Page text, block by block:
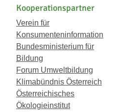
Kooperationspartner
Verein für
Konsumenteninformation
Bundesministerium für
Bildung
Forum Umweltbildung
Klimabündnis Österreich
Österreichisches
Ökologieinstitut